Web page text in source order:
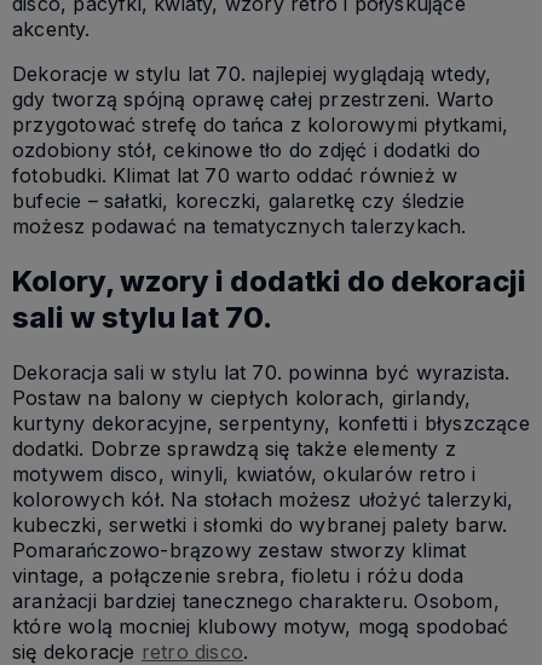
akcenty.
Dekoracje w stylu lat 70. najlepiej wyglądają wtedy,
gdy tworzą spójną oprawę całej przestrzeni. Warto
przygotować strefę do tańca z kolorowymi płytkami,
ozdobiony stół, cekinowe tło do zdjęć i dodatki do
fotobudki. Klimat lat 70 warto oddać również w
bufecie – sałatki, koreczki, galaretkę czy śledzie
możesz podawać na tematycznych talerzykach.
Kolory, wzory i dodatki do dekoracji
sali w stylu lat 70.
Dekoracja sali w stylu lat 70. powinna być wyrazista.
Postaw na balony w ciepłych kolorach, girlandy,
kurtyny dekoracyjne, serpentyny, konfetti i błyszczące
dodatki. Dobrze sprawdzą się także elementy z
motywem disco, winyli, kwiatów, okularów retro i
kolorowych kół. Na stołach możesz ułożyć talerzyki,
kubeczki, serwetki i słomki do wybranej palety barw.
Pomarańczowo-brązowy zestaw stworzy klimat
vintage, a połączenie srebra, fioletu i różu doda
aranżacji bardziej tanecznego charakteru. Osobom,
które wolą mocniej klubowy motyw, mogą spodobać
się dekoracje retro disco.